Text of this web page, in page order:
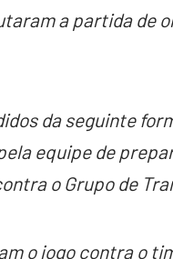
a partida de
da seguinte
equipe de
o Grupo de
o jogo contra o